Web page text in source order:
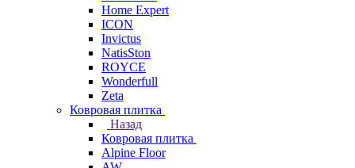
Home Expert
ICON
Invictus
NatisSton
ROYCE
Wonderfull
Zeta
Ковровая плитка
Назад
Ковровая плитка
Alpine Floor